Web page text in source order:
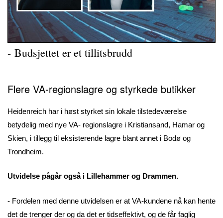
- Budsjettet er et tillitsbrudd
Flere VA-regionslagre og styrkede butikker
Heidenreich har i høst styrket sin lokale tilstedeværelse
betydelig med nye VA- regionslagre i Kristiansand, Hamar og
Skien, i tillegg til eksisterende lagre blant annet i Bodø og
Trondheim.
Utvidelse pågår også i Lillehammer og Drammen.
- Fordelen med denne utvidelsen er at VA-kundene nå kan hente
det de trenger der og da det er tidseffektivt, og de får faglig